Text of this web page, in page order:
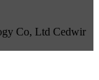
Co, Ltd Cedwir